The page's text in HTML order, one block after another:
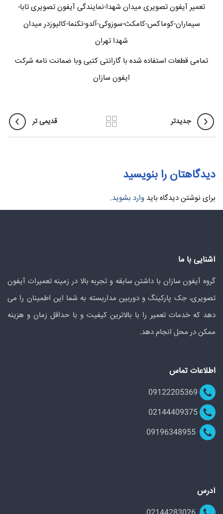
تعمیر آیفون تصویری میدان شهدا-نمایندگی آیفون تصویری تابا-
سیماران-کوماکس-کامکث-سوزوکی-آلدو-تکنما-کالیوزدر میدان
شهدا تهران
تمامی قطعات استفاده شده با گارانتی کتبی وبا ضمانت نامه شرکت
ایفون سازان
جدیدتر قدیمی تر
دیدگاهتان را بنویسید
برای نوشتن دیدگاه باید وارد بشوید.
آشنایی با ما
گروه آیفون سازان با داشتن سابقه و تجربه بالا در زمینه تعمیرات آیفون
تصویری، جک پارکینگ و دوربین مداربسته به شما این اطمینان را می
دهد که خدمات تعمیر را با بالاترین کیفیت و با حداقل زمان و هزینه
ممکن در محل انجام دهد.
اطلاعات تماس
آدرس